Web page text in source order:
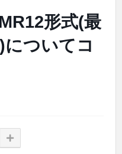
形式(最
ついてコ